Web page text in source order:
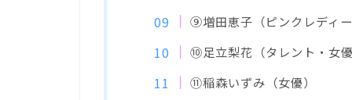
⑨増田恵子（ピンクレディー
⑩足立梨花（タレント・女優
⑪稲森いずみ（女優）